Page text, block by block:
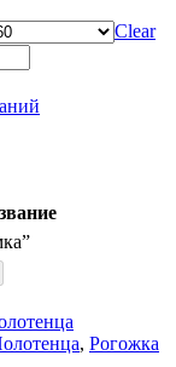
Clear
, Рогожка